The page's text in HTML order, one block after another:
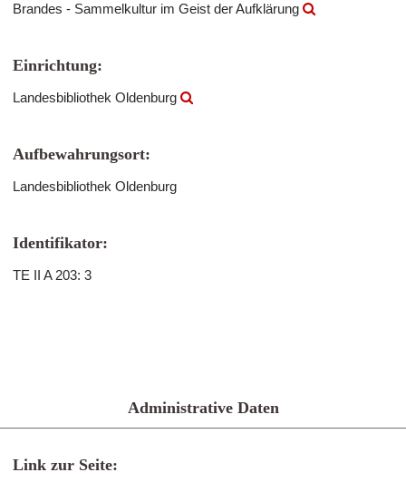
Brandes - Sammelkultur im Geist der Aufklärung
Einrichtung:
Landesbibliothek Oldenburg
Aufbewahrungsort:
Landesbibliothek Oldenburg
Identifikator:
TE II A 203: 3
Administrative Daten
Link zur Seite: